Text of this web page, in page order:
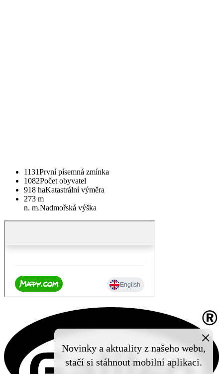
Novinky a aktuality z našeho webu,
stačí si stáhnout mobilní aplikaci.
×
1131První písemná zmínka
1082Počet obyvatel
918 haKatastrální výměra
273 m
n. m.Nadmořská výška